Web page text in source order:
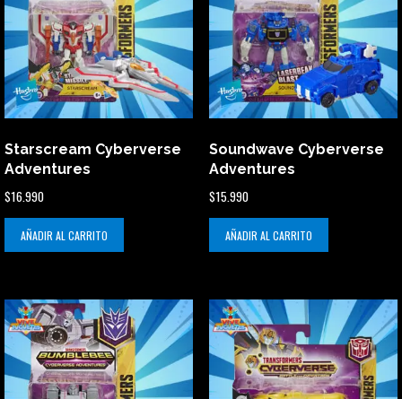
Starscream Cyberverse
Adventures
$16.990
AÑADIR AL CARRITO
Soundwave Cyberverse
Adventures
$15.990
AÑADIR AL CARRITO